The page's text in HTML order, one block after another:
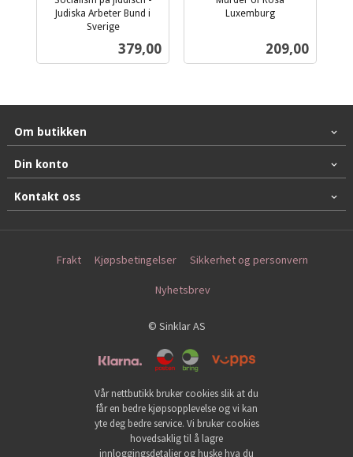
Judiska Arbeter Bund i
Sverige
Pris
379,00
Luxemburg
Pris
209,00
Om butikken
Din konto
Kontakt oss
Frakt Kjøpsbetingelser Sikkerhet og personvern
Nyhetsbrev
© Sinklar AS
Vår nettbutikk bruker cookies slik at du
får en bedre kjøpsopplevelse og vi kan
yte deg bedre service. Vi bruker cookies
hovedsaklig til å lagre
innloggingsdetaljer og huske hva du